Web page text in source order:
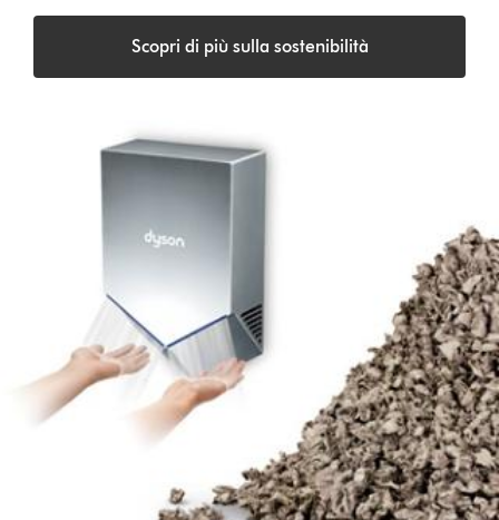
Scopri di più sulla sostenibilità